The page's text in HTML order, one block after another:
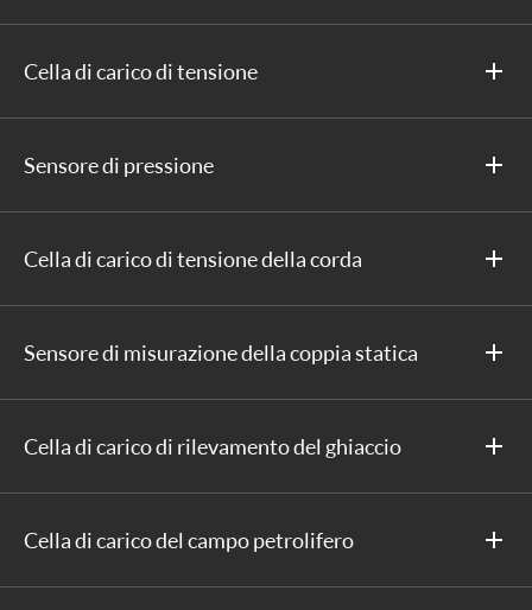
Cella di carico di tensione
Sensore di pressione
Cella di carico di tensione della corda
Sensore di misurazione della coppia statica
Cella di carico di rilevamento del ghiaccio
Cella di carico del campo petrolifero